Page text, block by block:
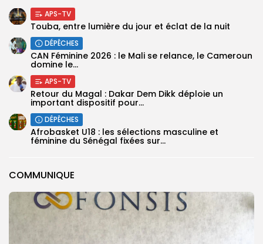
COMMUNIQUE
APS-TV
Touba, entre lumière du jour et éclat de la nuit
DÉPÊCHES
‎CAN Féminine 2026 : le Mali se relance, le Cameroun
domine le...
APS-TV
Retour du Magal : Dakar Dem Dikk déploie un
important dispositif pour...
DÉPÊCHES
‎Afrobasket U18 : les sélections masculine et
féminine du Sénégal fixées sur...